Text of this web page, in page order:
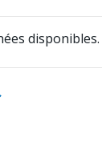
disponibles.